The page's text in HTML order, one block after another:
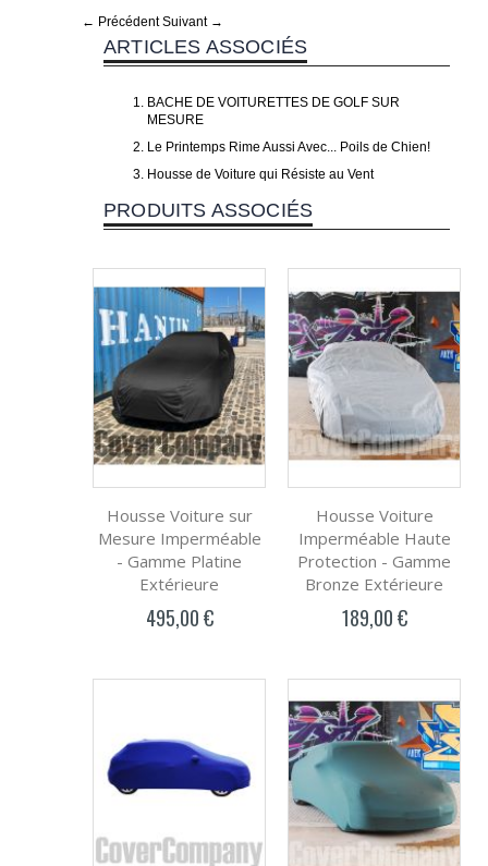
← Précédent Suivant →
ARTICLES ASSOCIÉS
BACHE DE VOITURETTES DE GOLF SUR
MESURE
Le Printemps Rime Aussi Avec... Poils de Chien!
Housse de Voiture qui Résiste au Vent
PRODUITS ASSOCIÉS
Housse Voiture sur
Mesure Imperméable
- Gamme Platine
Extérieure
495,00 €
Housse Voiture
Imperméable Haute
Protection - Gamme
Bronze Extérieure
189,00 €